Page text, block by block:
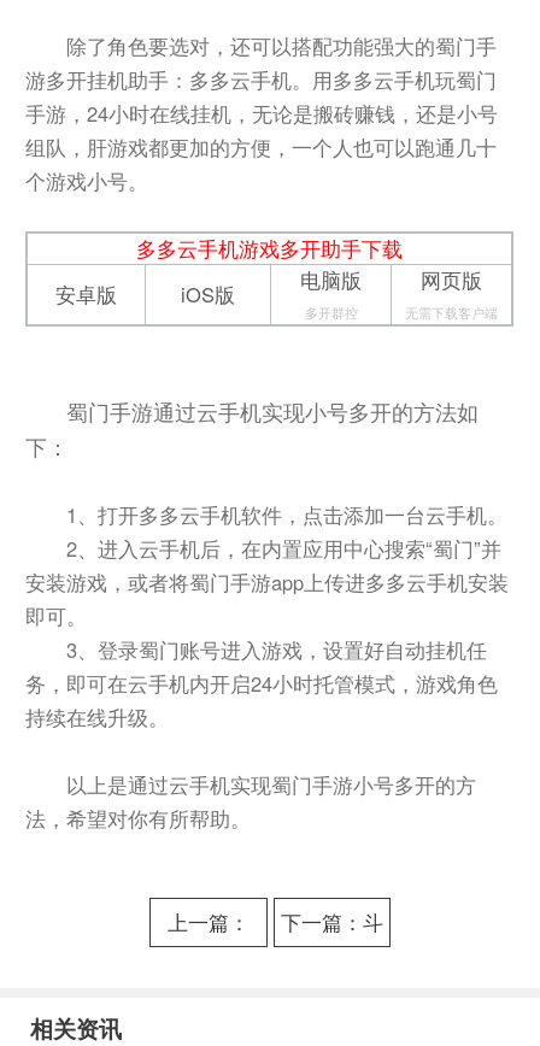
除了角色要选对，还可以搭配功能强大的蜀门手
游多开挂机助手：多多云手机。用多多云手机玩蜀门
手游，24小时在线挂机，无论是搬砖赚钱，还是小号
组队，肝游戏都更加的方便，一个人也可以跑通几十
个游戏小号。
多多云手机游戏多开助手下载
安卓版
iOS版 电脑版
多开群控
网页版
无需下载客户端
蜀门手游通过云手机实现小号多开的方法如
下：
1、打开多多云手机软件，点击添加一台云手机。
2、进入云手机后，在内置应用中心搜索“蜀门”并
安装游戏，或者将蜀门手游app上传进多多云手机安装
即可。
3、登录蜀门账号进入游戏，设置好自动挂机任
务，即可在云手机内开启24小时托管模式，游戏角色
持续在线升级。
以上是通过云手机实现蜀门手游小号多开的方
法，希望对你有所帮助。
上一篇：
下一篇：斗
相关资讯